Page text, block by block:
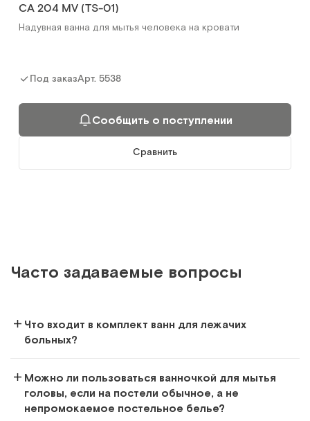
Пластыри противопролежневые гидроколлоидные
Сообщить о поступлении
Каркасная складная ванна
Под заказАрт.20290
Сравнить
CA 204 MV (TS-01)
Надувная ванна для мытья человека на кровати
Под заказАрт. 5538
Сообщить о поступлении
Сравнить
Часто задаваемые вопросы
Что входит в комплект ванн для лежачих
больных?
Можно ли пользоваться ванночкой для мытья
головы, если на постели обычное, а не
непромокаемое постельное белье?